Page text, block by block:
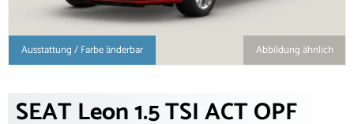
Abbildung ähnlich
Ausstattung / Farbe änderbar
SEAT Leon 1.5 TSI ACT OPF